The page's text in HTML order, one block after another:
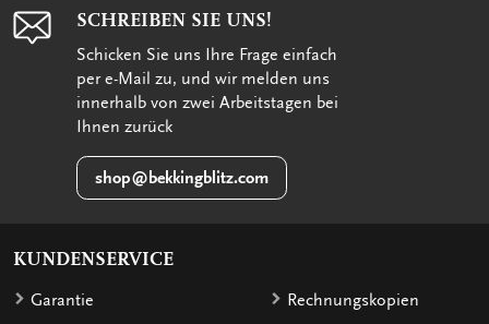
SCHREIBEN SIE UNS!
Schicken Sie uns Ihre Frage einfach
per e-Mail zu, und wir melden uns
innerhalb von zwei Arbeitstagen bei
Ihnen zurück
shop@bekkingblitz.com
KUNDENSERVICE
Garantie
Rechnungskopien